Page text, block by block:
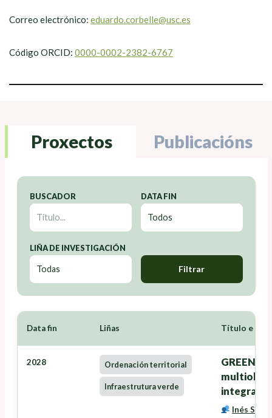
Correo electrónico: eduardo.corbelle@usc.es
Código ORCID: 0000-0002-2382-6767
Proxectos Publicacións
BUSCADOR DATA FIN
LIÑA DE INVESTIGACIÓN
Filtrar
Data fin Liñas Título e
2028 Ordenación territorial
Infraestrutura verde
Inés